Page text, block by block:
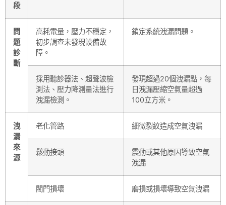
段
問
題
診
斷
高耗電量，壓力不穩定，
初步調查未發現設備故
障。
鎖定系統洩漏問題。
採用聽診器法、超聲波檢
測法、壓力降測量法進行
洩漏檢測。
發現超過20個洩漏點，每
日洩漏壓縮空氣量超過
100立方米。
洩
漏
來
源
老化管路 細微裂紋造成空氣洩漏
鬆動接頭
震動或其他原因導致空氣
洩漏
閥門損壞 磨損或損壞導致空氣洩漏